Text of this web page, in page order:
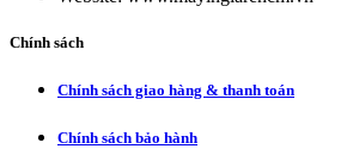
Chính sách
Chính sách giao hàng & thanh toán
Chính sách bảo hành